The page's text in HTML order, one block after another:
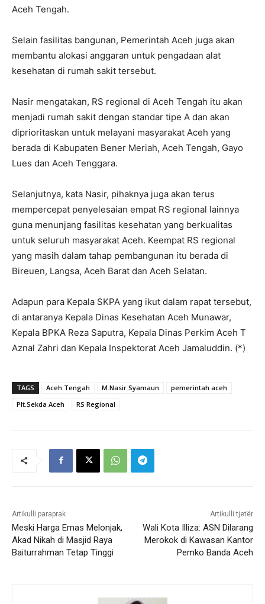
Aceh Tengah.
Selain fasilitas bangunan, Pemerintah Aceh juga akan
membantu alokasi anggaran untuk pengadaan alat
kesehatan di rumah sakit tersebut.
Nasir mengatakan, RS regional di Aceh Tengah itu akan
menjadi rumah sakit dengan standar tipe A dan akan
diprioritaskan untuk melayani masyarakat Aceh yang
berada di Kabupaten Bener Meriah, Aceh Tengah, Gayo
Lues dan Aceh Tenggara.
Selanjutnya, kata Nasir, pihaknya juga akan terus
mempercepat penyelesaian empat RS regional lainnya
guna menunjang fasilitas kesehatan yang berkualitas
untuk seluruh masyarakat Aceh. Keempat RS regional
yang masih dalam tahap pembangunan itu berada di
Bireuen, Langsa, Aceh Barat dan Aceh Selatan.
Adapun para Kepala SKPA yang ikut dalam rapat tersebut,
di antaranya Kepala Dinas Kesehatan Aceh Munawar,
Kepala BPKA Reza Saputra, Kepala Dinas Perkim Aceh T
Aznal Zahri dan Kepala Inspektorat Aceh Jamaluddin. (*)
TAGS Aceh Tengah M.Nasir Syamaun
pemerintah aceh
Plt.Sekda Aceh
RS Regional
Artikulli paraprak
Meski Harga Emas Melonjak,
Akad Nikah di Masjid Raya
Baiturrahman Tetap Tinggi
Artikulli tjetër
Wali Kota Illiza: ASN Dilarang
Merokok di Kawasan Kantor
Pemko Banda Aceh